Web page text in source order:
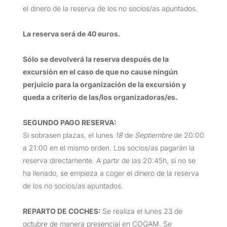
el dinero de la reserva de los no socios/as apuntados.
La reserva será de 40 euros.
Sólo se devolverá la reserva después de la
excursión en el caso de que no cause ningún
perjuicio para la organización de la excursión y
queda a criterio de las/los organizadoras/es.
SEGUNDO PAGO RESERVA:
Si sobrasen plazas, el lunes 18de Septiembrede 20:00
a 21:00 en el mismo orden. Los socios/as pagarán la
reserva directamente. A partir de las 20:45h, si no se
ha llenado, se empieza a coger el dinero de la reserva
de los no socios/as apuntados.
REPARTO DE COCHES: Se realiza el lunes 23 de
octubre de manera presencial en COGAM. Se